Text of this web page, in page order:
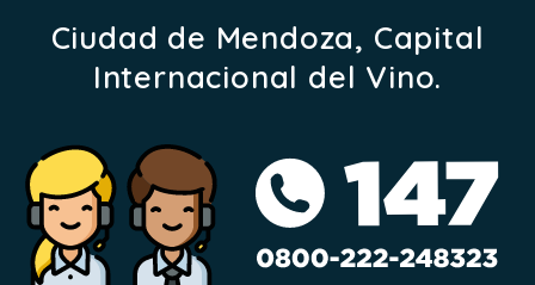
Ciudad de Mendoza, Capital
Internacional del Vino.